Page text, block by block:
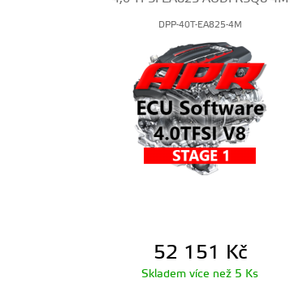
DPP-40T-EA825-4M
52 151 Kč
Skladem více než 5 Ks